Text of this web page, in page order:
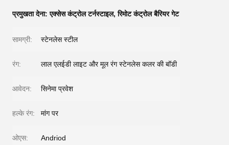
प्रमुखता देना:एक्सेस कंट्रोल टर्नस्टाइल,रिमोट कंट्रोल बैरियर गेट
सामग्री: स्टेनलेस स्टील
रंग: लाल एलईडी लाइट और मूल रंग स्टेनलेस कलर की बॉडी
आवेदन: सिनेमा प्रवेश
हल्के रंग: मांग पर
ओएस: Andriod